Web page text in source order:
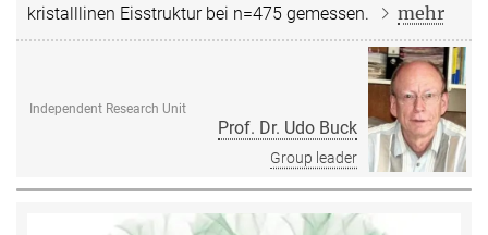
kristalllinen Eisstruktur bei n=475 gemessen.
mehr
Independent Research Unit
Prof. Dr. Udo Buck
Group leader